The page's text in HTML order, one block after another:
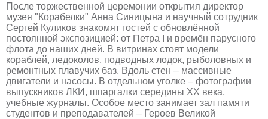
После торжественной церемонии открытия директор
музея "Корабелки" Анна Синицына и научный сотрудник
Сергей Куликов знакомят гостей с обновлённой
постоянной экспозицией: от Петра I и времён парусного
флота до наших дней. В витринах стоят модели
кораблей, ледоколов, подводных лодок, рыболовных и
ремонтных плавучих баз. Вдоль стен – массивные
двигатели и насосы. В отдельном уголке – фотографии
выпускников ЛКИ, шпаргалки середины ХХ века,
учебные журналы. Особое место занимает зал памяти
студентов и преподавателей – Героев Великой